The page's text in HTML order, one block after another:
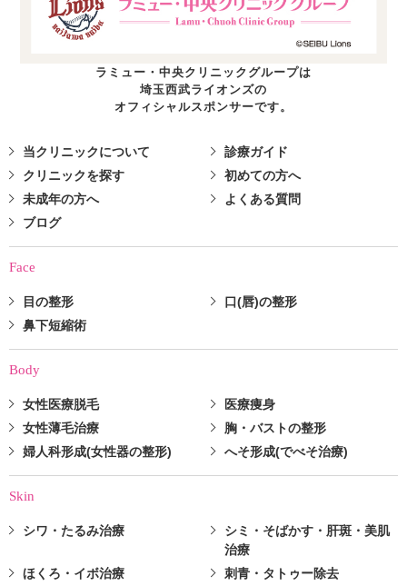
ラミュー・中央クリニックグループは
埼玉西武ライオンズの
オフィシャルスポンサーです。
当クリニックについて
診療ガイド
クリニックを探す
初めての方へ
未成年の方へ
よくある質問
ブログ
Face
目の整形
口(唇)の整形
鼻下短縮術
Body
女性医療脱毛
医療痩身
女性薄毛治療
胸・バストの整形
婦人科形成(女性器の整形)
へそ形成(でべそ治療)
Skin
シワ・たるみ治療
シミ・そばかす・肝斑・美肌
治療
ほくろ・イボ治療
刺青・タトゥー除去